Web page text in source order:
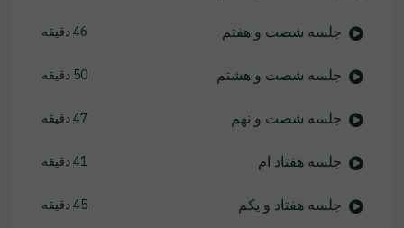
جلسه شصت و هفتم 46 دقیقه
جلسه شصت و هشتم 50 دقیقه
جلسه شصت و نهم 47 دقیقه
جلسه هفتاد ام 41 دقیقه
جلسه هفتاد و یکم 45 دقیقه